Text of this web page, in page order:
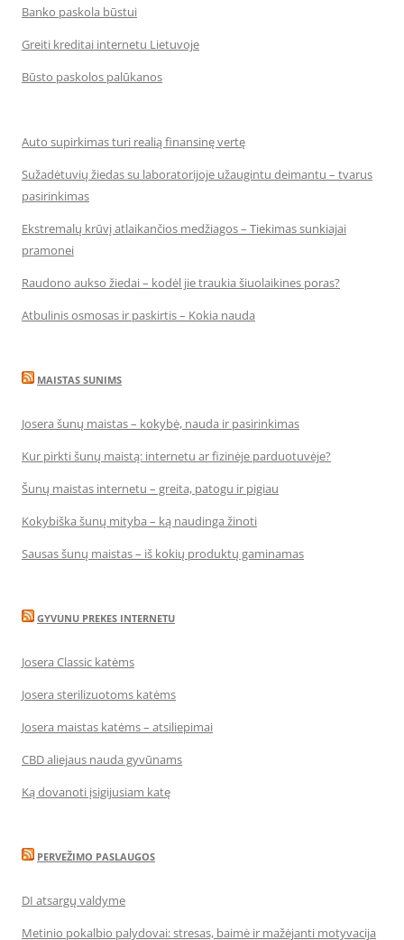
Banko paskola būstui
Greiti kreditai internetu Lietuvoje
Būsto paskolos palūkanos
Auto supirkimas turi realią finansinę vertę
Sužadėtuvių žiedas su laboratorijoje užaugintu deimantu – tvarus
pasirinkimas
Ekstremalų krūvį atlaikančios medžiagos – Tiekimas sunkiajai
pramonei
Raudono aukso žiedai – kodėl jie traukia šiuolaikines poras?
Atbulinis osmosas ir paskirtis – Kokia nauda
MAISTAS SUNIMS
Josera šunų maistas – kokybė, nauda ir pasirinkimas
Kur pirkti šunų maistą: internetu ar fizinėje parduotuvėje?
Šunų maistas internetu – greita, patogu ir pigiau
Kokybiška šunų mityba – ką naudinga žinoti
Sausas šunų maistas – iš kokių produktų gaminamas
GYVUNU PREKES INTERNETU
Josera Classic katėms
Josera sterilizuotoms katėms
Josera maistas katėms – atsiliepimai
CBD aliejaus nauda gyvūnams
Ką dovanoti įsigijusiam katę
PERVEŽIMO PASLAUGOS
DI atsargų valdyme
Metinio pokalbio palydovai: stresas, baimė ir mažėjanti motyvacija